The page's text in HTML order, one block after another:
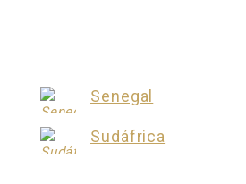
Senegal
Sudáfrica